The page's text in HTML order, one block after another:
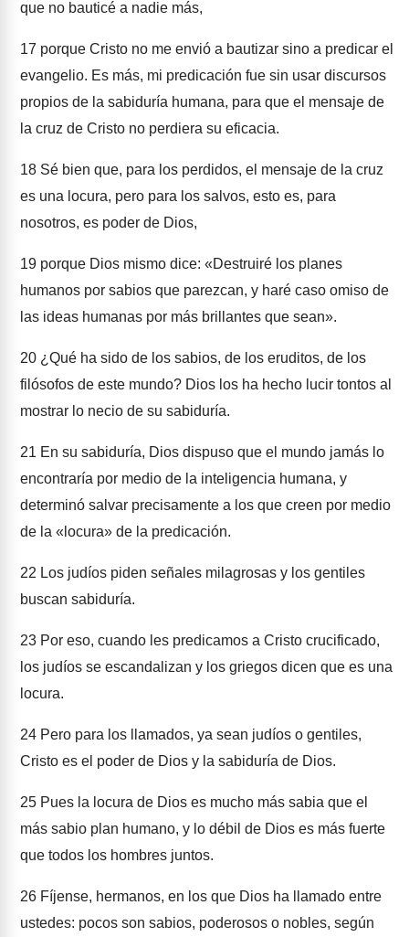
que no bauticé a nadie más,
17 porque Cristo no me envió a bautizar sino a predicar el
evangelio. Es más, mi predicación fue sin usar discursos
propios de la sabiduría humana, para que el mensaje de
la cruz de Cristo no perdiera su eficacia.
18 Sé bien que, para los perdidos, el mensaje de la cruz
es una locura, pero para los salvos, esto es, para
nosotros, es poder de Dios,
19 porque Dios mismo dice: «Destruiré los planes
humanos por sabios que parezcan, y haré caso omiso de
las ideas humanas por más brillantes que sean».
20 ¿Qué ha sido de los sabios, de los eruditos, de los
filósofos de este mundo? Dios los ha hecho lucir tontos al
mostrar lo necio de su sabiduría.
21 En su sabiduría, Dios dispuso que el mundo jamás lo
encontraría por medio de la inteligencia humana, y
determinó salvar precisamente a los que creen por medio
de la «locura» de la predicación.
22 Los judíos piden señales milagrosas y los gentiles
buscan sabiduría.
23 Por eso, cuando les predicamos a Cristo crucificado,
los judíos se escandalizan y los griegos dicen que es una
locura.
24 Pero para los llamados, ya sean judíos o gentiles,
Cristo es el poder de Dios y la sabiduría de Dios.
25 Pues la locura de Dios es mucho más sabia que el
más sabio plan humano, y lo débil de Dios es más fuerte
que todos los hombres juntos.
26 Fíjense, hermanos, en los que Dios ha llamado entre
ustedes: pocos son sabios, poderosos o nobles, según